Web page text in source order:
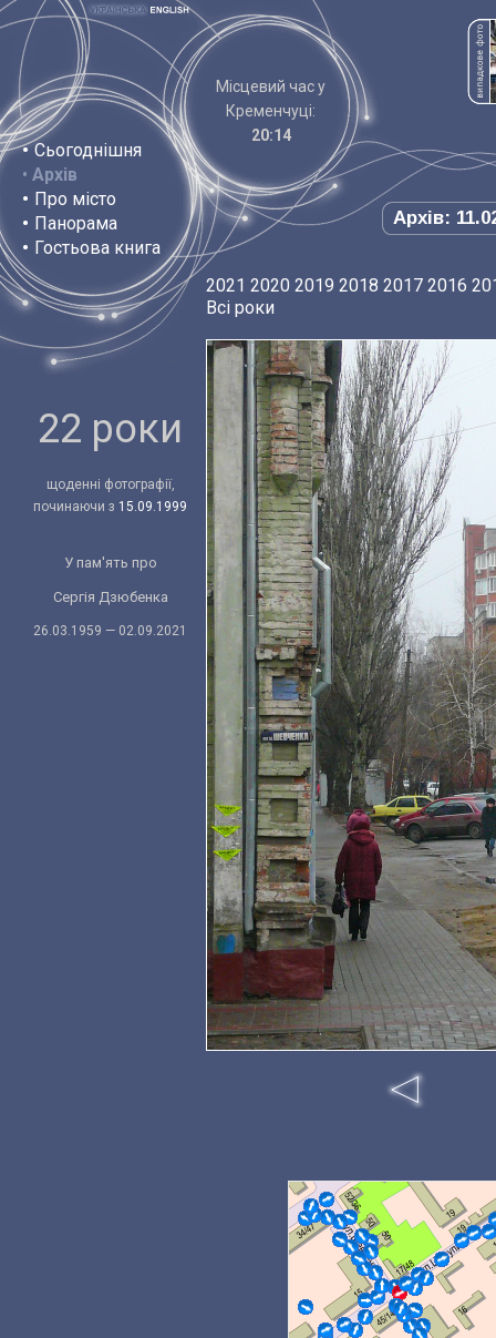
• Сьогоднішня
• Архів
• Про місто
• Панорама
• Гостьова книга
Місцевий час у
Кременчуці:
20:14
Архів:
22 роки
щоденні фотографії,
починаючи з 15.09.1999
У пам'ять про
Сергія Дзюбенка
26.03.1959 — 02.09.2021
2021 2020 2019 2018 2017 2016
Всі роки